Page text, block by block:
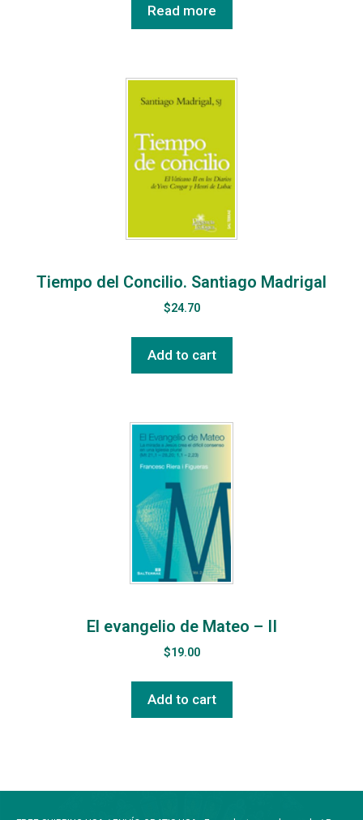
Read more
Tiempo del Concilio. Santiago Madrigal
$24.70
Add to cart
El evangelio de Mateo – II
$19.00
Add to cart